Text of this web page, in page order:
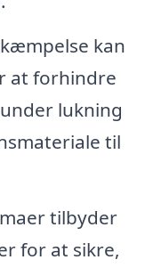
kan
at forhindre
lukning
til
tilbyder
for at sikre,